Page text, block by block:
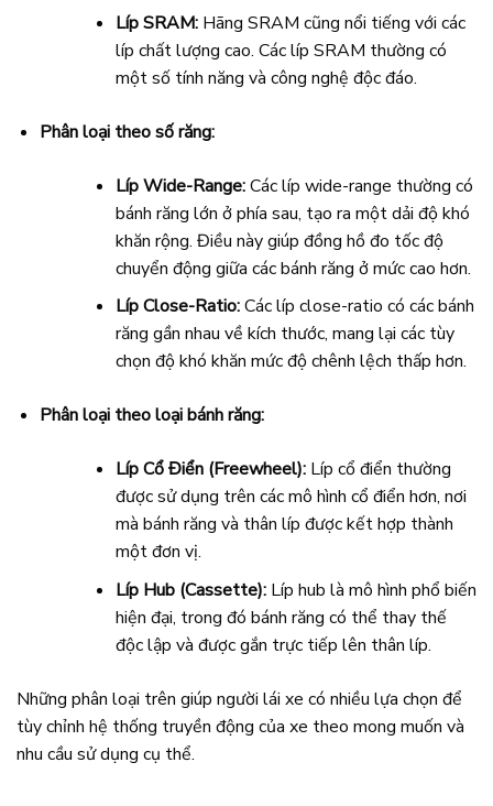
Líp SRAM:Hãng SRAM cũng nổi tiếng với các
líp chất lượng cao. Các líp SRAM thường có
một số tính năng và công nghệ độc đáo.
Phân loại theo số răng:
Líp Wide-Range:Các líp wide-range thường có
bánh răng lớn ở phía sau, tạo ra một dải độ khó
khăn rộng. Điều này giúp đồng hồ đo tốc độ
chuyển động giữa các bánh răng ở mức cao hơn.
Líp Close-Ratio:Các líp close-ratio có các bánh
răng gần nhau về kích thước, mang lại các tùy
chọn độ khó khăn mức độ chênh lệch thấp hơn.
Phân loại theo loại bánh răng:
Líp Cổ Điển (Freewheel):Líp cổ điển thường
được sử dụng trên các mô hình cổ điển hơn, nơi
mà bánh răng và thân líp được kết hợp thành
một đơn vị.
Líp Hub (Cassette):Líp hub là mô hình phổ biến
hiện đại, trong đó bánh răng có thể thay thế
độc lập và được gắn trực tiếp lên thân líp.
Những phân loại trên giúp người lái xe có nhiều lựa chọn để
tùy chỉnh hệ thống truyền động của xe theo mong muốn và
nhu cầu sử dụng cụ thể.